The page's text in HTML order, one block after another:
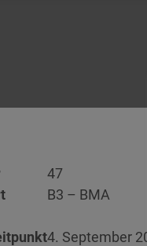
47
B3 – BMA
4. September